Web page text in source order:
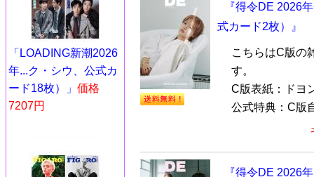
「LOADING新潮2026
年...ク・シウ、公式カ
ード18枚）」 価格
7207円
『得令DE 2026
式カード2枚）』
こちらはC版の
す。
C版表紙：ドヨ
公式特典：C版
『得令DE 2026